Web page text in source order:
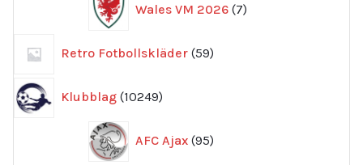
Wales VM 2026 7
produkter
Retro Fotbollskläder 59
produkter
Klubblag 10249
produkter
AFC Ajax 95
produkter